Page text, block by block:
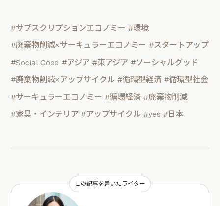
#サブスクリプションエコノミー #環境
#廃棄物削減×サーキュラーエコノミー #スタートアップ
#Social Good #アジア #東アジア #ソーシャルグッド
#廃棄物削減×アップサイクル #循環型経済 #循環型社会
#サーキュラーエコノミー #循環経済 #廃棄物削減
#家具・インテリア #アップサイクル #yes #日本
この記事を書いたライター